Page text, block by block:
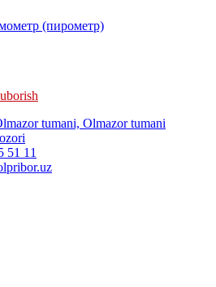
(пирометр)
tumani, Olmazor tumani
51 11